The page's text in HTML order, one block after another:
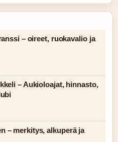
– oireet, ruokavalio ja
– Aukioloajat, hinnasto,
– merkitys, alkuperä ja